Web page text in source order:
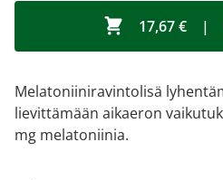
17,67 € |
Melatoniiniravintolisä
lievittämään aikaeron
mg melatoniinia.